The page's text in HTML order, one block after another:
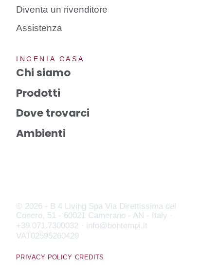
Diventa un rivenditore
Assistenza
INGENIA CASA
Chi siamo
Prodotti
Dove trovarci
Ambienti
© 2026 - B 4 Living Spa Via Direttissima del
Conero, 51 - 60021 Camerano - AN - Italy ·
+39.071.7300032 · info@bontempi.it
VAT02595260429
PRIVACY POLICY CREDITS